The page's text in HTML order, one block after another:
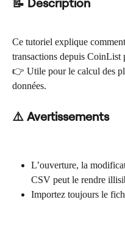
Ce tutoriel explique
transactions depuis CoinList
👉 Utile pour le calcul des
données.
⚠️ Avertissements
L’ouverture, la
CSV peut le rendre
Importez toujours le